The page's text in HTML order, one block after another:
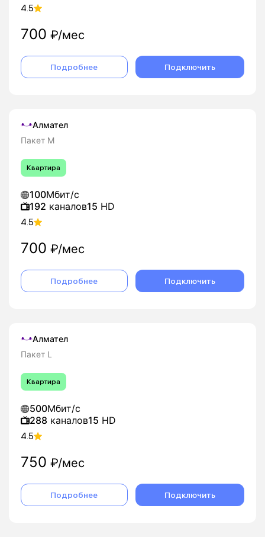
4.5
700 ₽/мес
Подробнее Подключить
Алмател
Пакет M
Квартира
100Мбит/с
192 каналов15 HD
4.5
700 ₽/мес
Подробнее Подключить
Алмател
Пакет L
Квартира
500Мбит/с
288 каналов15 HD
4.5
750 ₽/мес
Подробнее Подключить